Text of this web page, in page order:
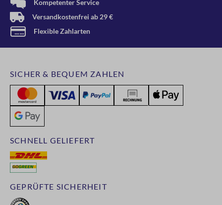
Kompetenter Service
Versandkostenfrei ab 29 €
Flexible Zahlarten
GEPRÜFTE SICHERHEIT
SCHNELL GELIEFERT
SICHER & BEQUEM ZAHLEN